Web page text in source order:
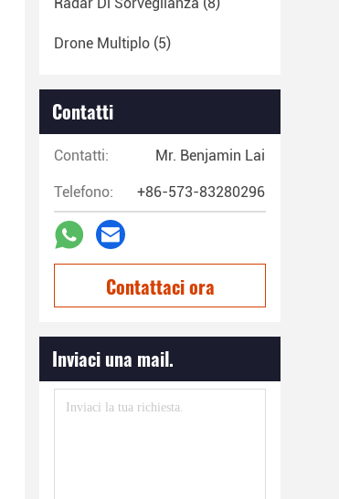
Drone Multiplo (5)
Contatti
Contatti: Mr. Benjamin Lai
Telefono: +86-573-83280296
Contattaci ora
Inviaci una mail.